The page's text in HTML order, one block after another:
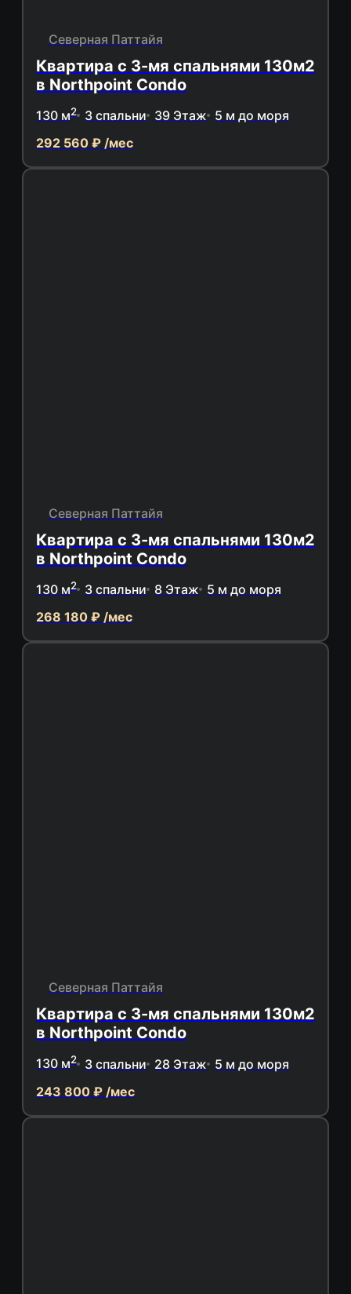
Северная Паттайя
Квартира с 3-мя спальнями 130м2
в Northpoint Condo
130 м2 3 спальни 39 Этаж 5 м до моря
292 560 ₽ /мес
Северная Паттайя
Квартира с 3-мя спальнями 130м2
в Northpoint Condo
130 м2 3 спальни 8 Этаж 5 м до моря
268 180 ₽ /мес
Северная Паттайя
Квартира с 3-мя спальнями 130м2
в Northpoint Condo
130 м2 3 спальни 28 Этаж 5 м до моря
243 800 ₽ /мес